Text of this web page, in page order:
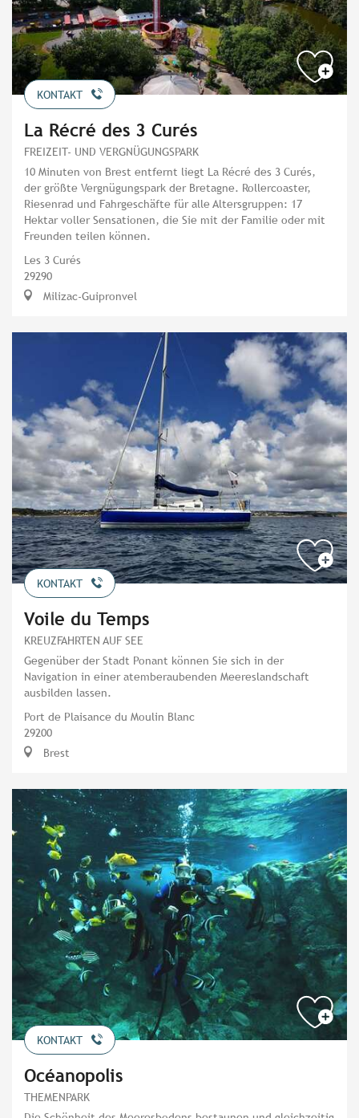
KONTAKT
La Récré des 3 Curés
FREIZEIT- UND VERGNÜGUNGSPARK
10 Minuten von Brest entfernt liegt La Récré des 3 Curés,
der größte Vergnügungspark der Bretagne. Rollercoaster,
Riesenrad und Fahrgeschäfte für alle Altersgruppen: 17
Hektar voller Sensationen, die Sie mit der Familie oder mit
Freunden teilen können.
Les 3 Curés
29290
Milizac-Guipronvel
KONTAKT
Voile du Temps
KREUZFAHRTEN AUF SEE
Gegenüber der Stadt Ponant können Sie sich in der
Navigation in einer atemberaubenden Meereslandschaft
ausbilden lassen.
Port de Plaisance du Moulin Blanc
29200
Brest
KONTAKT
Océanopolis
THEMENPARK